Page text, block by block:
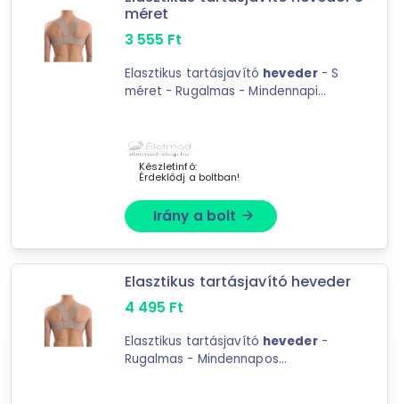
találat
Mást is keresel? Válogass a Depo teljes
méret
3 555 Ft
Elasztikus tartásjavító heveder- S
méret - Rugalmas - Mindennapi
Készletinfó:
Érdeklődj a boltban!
Irány a bolt arrow_forward
Elasztikus tartásjavító heveder
4 495 Ft
Elasztikus tartásjavító heveder-
Rugalmas - Mindennapos